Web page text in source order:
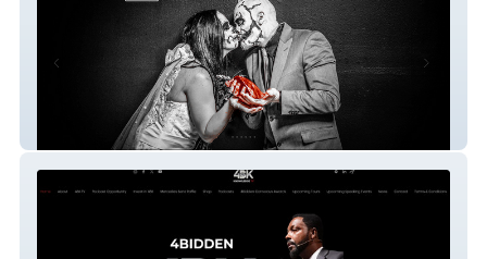
The Mind of Rey Rey